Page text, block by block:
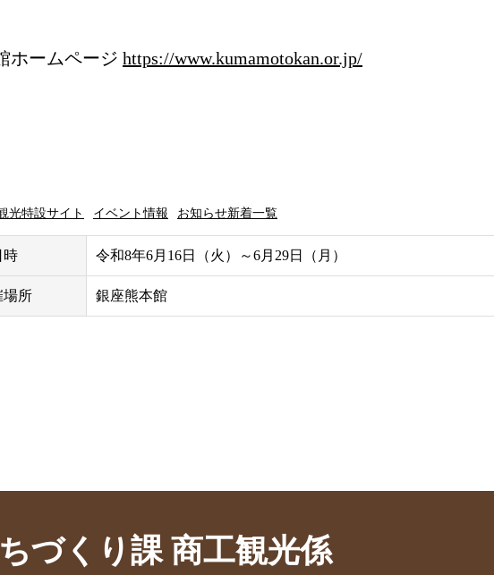
ホームページ https://www.kumamotokan.or.jp/
光特設サイト イベント情報 お知らせ新着一覧
時 令和8年6月16日（火）～6月29日（月）
場所 銀座熊本館
づくり課 商工観光係